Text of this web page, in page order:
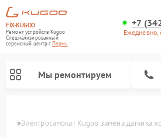
FIX-KUGOO
Ремонт устройств Kugoo
Специализированный
cервисный центр г.Пермь
+7
Мы ремонтируем
Электросамокат Kugoo замена датчика